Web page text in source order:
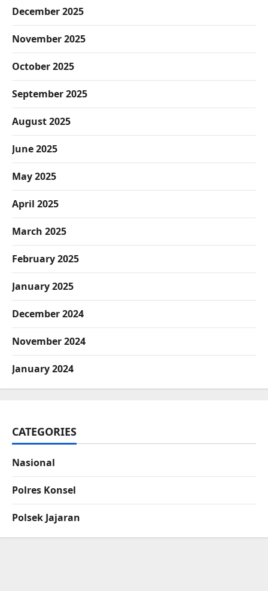
December 2025
November 2025
October 2025
September 2025
August 2025
June 2025
May 2025
April 2025
March 2025
February 2025
January 2025
December 2024
November 2024
January 2024
CATEGORIES
Nasional
Polres Konsel
Polsek Jajaran